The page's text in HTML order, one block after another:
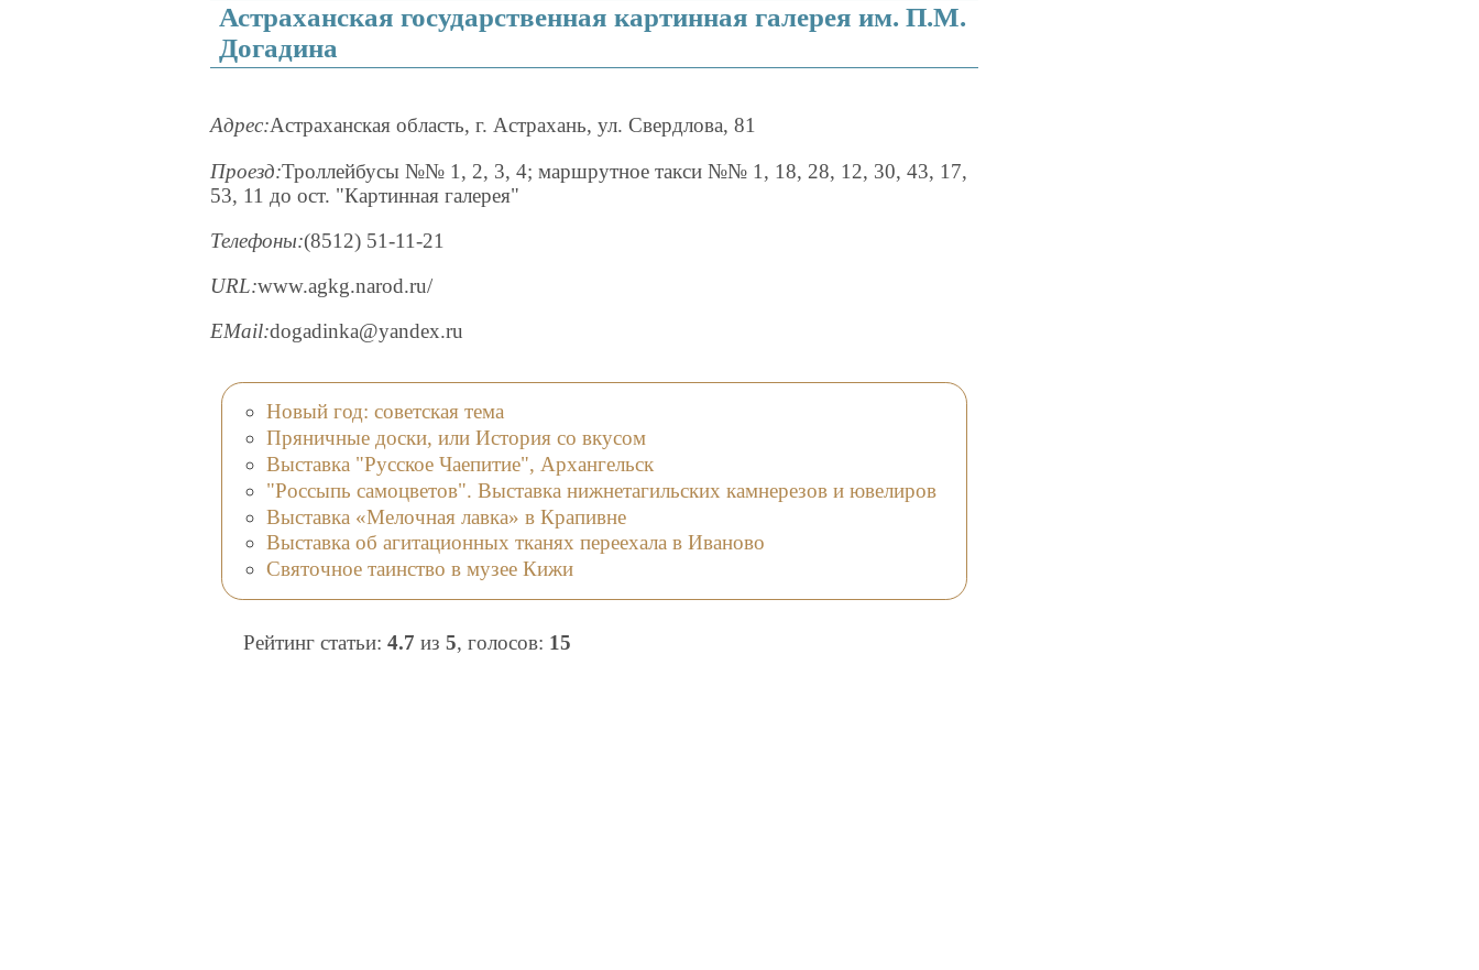
Астраханская государственная картинная галерея им. П.М.
Догадина
Адрес:Астраханская область, г. Астрахань, ул. Свердлова, 81
Проезд:Троллейбусы №№ 1, 2, 3, 4; маршрутное такси №№ 1, 18, 28, 12, 30, 43, 17,
53, 11 до ост. "Картинная галерея"
Телефоны:(8512) 51-11-21
URL:www.agkg.narod.ru/
EMail:dogadinka@yandex.ru
Новый год: советская тема
Пряничные доски, или История со вкусом
Выставка "Русское Чаепитие", Архангельск
"Россыпь самоцветов". Выставка нижнетагильских камнерезов и ювелиров
Выставка «Мелочная лавка» в Крапивне
Выставка об агитационных тканях переехала в Иваново
Святочное таинство в музее Кижи
Рейтинг статьи: 4.7 из 5, голосов: 15